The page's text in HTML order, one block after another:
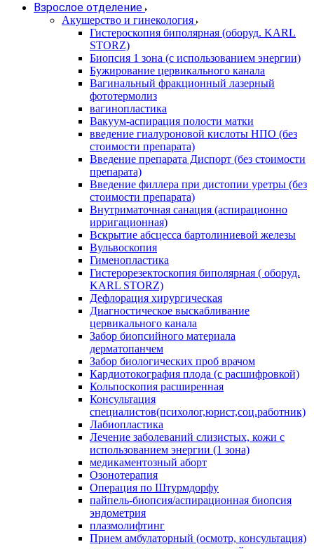
Взрослое отделение
Акушерство и гинекология
Гистероскопия биполярная (оборуд. KARL
STORZ)
Биопсия 1 зона (с использованием энергии)
Бужирование цервикального канала
Вагинальный фракционный лазерный
фототермолиз
вагинопластика
Вакуум-аспирация полости матки
введение гиалуроновой кислоты НПО (без
стоимости препарата)
Введение препарата Диспорт (без стоимости
препарата)
Введение филлера при дистопии уретры (без
стоимости препарата)
Внутриматочная санация (аспирационно
ирригационная)
Вскрытие абсцесса бартолиниевой железы
Вульвоскопия
Гименопластика
Гистерорезектоскопия биполярная ( оборуд.
KARL STORZ)
Дефлорация хирургическая
Диагностическое выскабливание
цервикального канала
Забор биопсийного материала
дерматопанчем
Забор биологических проб врачом
Кардиотокография плода (с расшифровкой)
Кольпоскопия расширенная
Консультация
специалистов(психолог,юрист,соц.работник)
Лабиопластика
Лечение заболеваний слизистых, кожи с
использованием энергии (1 зона)
медикаментозный аборт
Озонотерапия
Операция по Штурмдорфу
пайпель-биопсия/аспирационная биопсия
эндометрия
плазмолифтинг
Прием амбулаторный (осмотр, консультация)